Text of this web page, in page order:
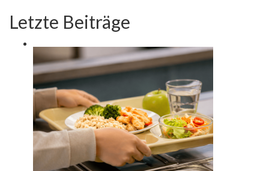
Letzte Beiträge